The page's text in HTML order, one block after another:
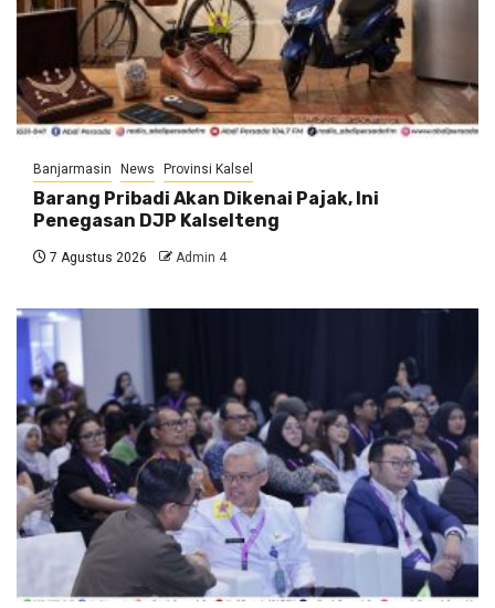
Banjarmasin News Provinsi Kalsel
Barang Pribadi Akan Dikenai Pajak, Ini
Penegasan DJP Kalselteng
7 Agustus 2026 Admin 4